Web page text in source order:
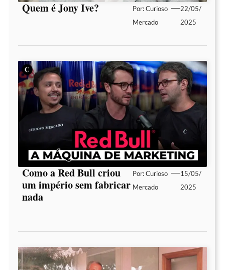
Quem é Jony Ive? Por:Curioso
Mercado
22/05/
2025
Como a Red Bull criou
um império sem fabricar
nada
Por:Curioso
Mercado
15/05/
2025